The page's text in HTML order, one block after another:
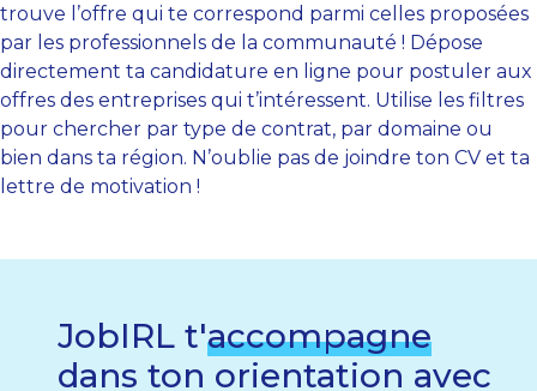
trouve l’offre qui te correspond parmi celles proposées
par les professionnels de la communauté ! Dépose
directement ta candidature en ligne pour postuler aux
offres des entreprises qui t’intéressent. Utilise les filtres
pour chercher par type de contrat, par domaine ou
bien dans ta région. N’oublie pas de joindre ton CV et ta
lettre de motivation !
JobIRL t'accompagne
dans ton orientation avec